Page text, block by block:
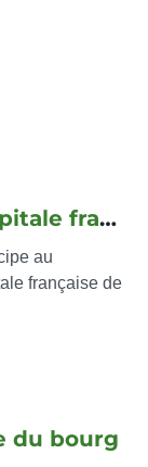
Le concours « Capitale française de...
au
française de
du bourg